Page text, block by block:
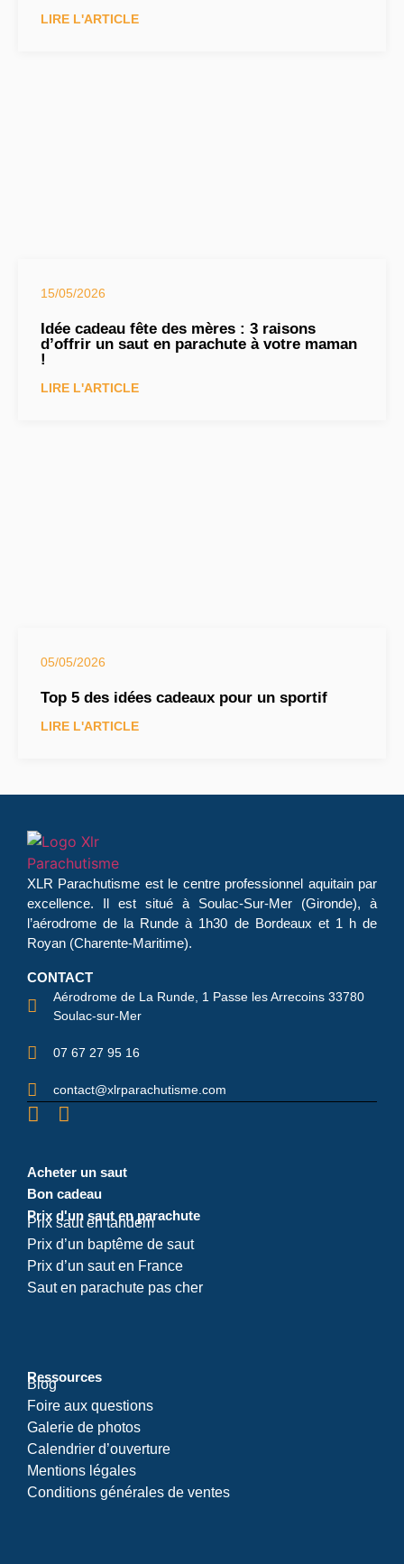
LIRE L'ARTICLE
15/05/2026
Idée cadeau fête des mères : 3 raisons
d’offrir un saut en parachute à votre maman
!
LIRE L'ARTICLE
05/05/2026
Top 5 des idées cadeaux pour un sportif
LIRE L'ARTICLE
XLR Parachutisme est le centre professionnel aquitain par
excellence. Il est situé à Soulac-Sur-Mer (Gironde), à
l’aérodrome de la Runde à 1h30 de Bordeaux et 1 h de
Royan (Charente-Maritime).
CONTACT
Aérodrome de La Runde, 1 Passe les Arrecoins 33780
Soulac-sur-Mer
07 67 27 95 16
contact@xlrparachutisme.com
Acheter un saut
Bon cadeau
Prix d'un saut en parachute
Prix saut en tandem
Prix d’un baptême de saut
Prix d’un saut en France
Saut en parachute pas cher
Ressources
Blog
Foire aux questions
Galerie de photos
Calendrier d’ouverture
Mentions légales
Conditions générales de ventes